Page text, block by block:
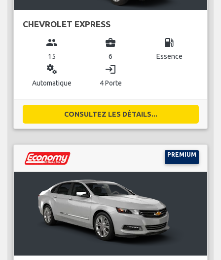
CHEVROLET EXPRESS
group
15
business_center
6
local_gas_station
Essence
miscellaneous_services
Automatique
login
4 Porte
CONSULTEZ LES DÉTAILS...
PREMIUM